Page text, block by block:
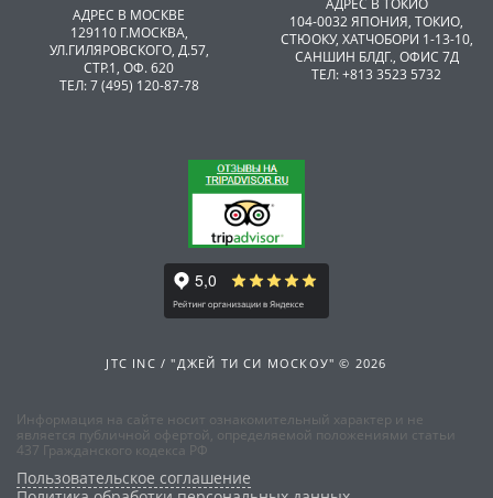
АДРЕС В МОСКВЕ
129110 Г.МОСКВА,
УЛ.ГИЛЯРОВСКОГО, Д.57,
СТР.1, ОФ. 620
ТЕЛ: 7 (495) 120-87-78
104-0032 ЯПОНИЯ, ТОКИО,
CТЮОКУ, ХАТЧОБОРИ 1-13-10,
САНШИН БЛДГ., ОФИС 7Д
ТЕЛ: +813 3523 5732
JTC INC / "ДЖЕЙ ТИ СИ МОСКОУ" © 2026
Информация на сайте носит ознакомительный характер и не
является публичной офертой, определяемой положениями статьи
437 Гражданского кодекса РФ
Пользовательское соглашение